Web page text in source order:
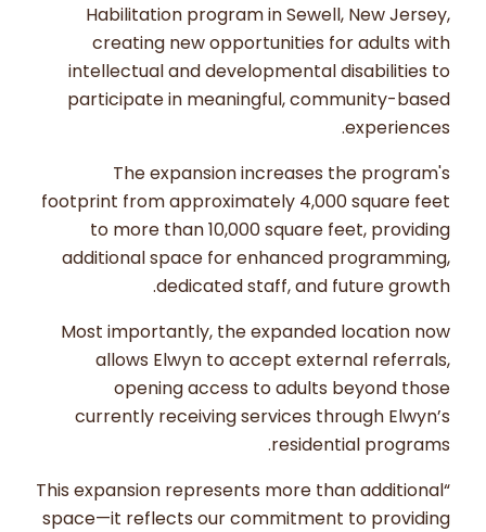
Habilitation program in Sewell, New Jersey,
creating new opportunities for adults with
intellectual and developmental disabilities to
participate in meaningful, community-based
experiences.
The expansion increases the program's
footprint from approximately 4,000 square feet
to more than 10,000 square feet, providing
additional space for enhanced programming,
dedicated staff, and future growth.
Most importantly, the expanded location now
allows Elwyn to accept external referrals,
opening access to adults beyond those
currently receiving services through Elwyn’s
residential programs.
“This expansion represents more than additional
space—it reflects our commitment to providing